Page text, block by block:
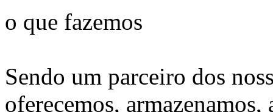
o que fazemos
Sendo um parceiro dos
oferecemos, armazenamos,